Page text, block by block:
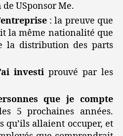
USponsor Me.
: la preuve que
la même nationalité que
la distribution des parts
investi prouvé par les
que je compte
5 prochaines années.
qu’ils allaient occuper, et